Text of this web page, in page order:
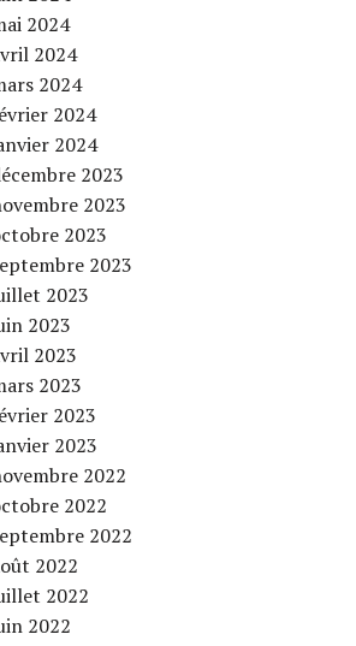
2024
2024
2024
2024
2024
2023
2023
2023
2023
2023
2023
2023
2023
2023
2023
2022
2022
2022
2022
2022
2022